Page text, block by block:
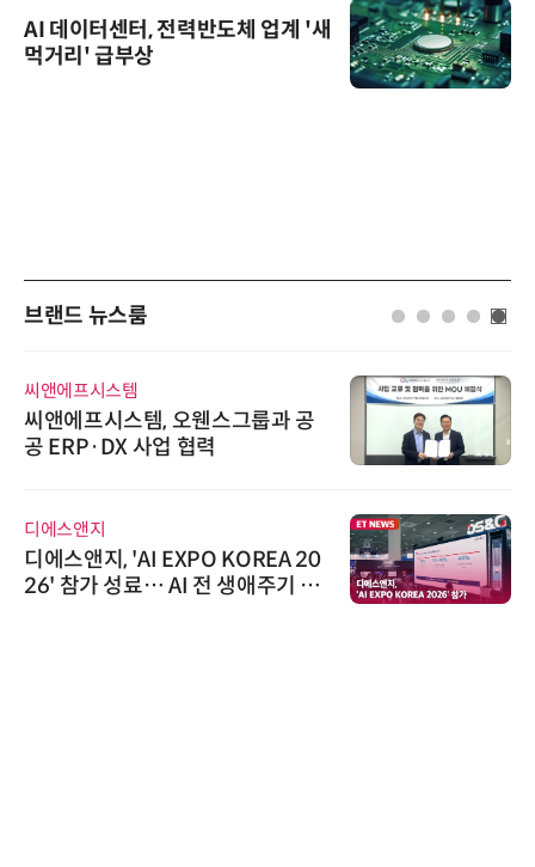
AI 데이터센터, 전력반도체 업계 '새
먹거리' 급부상
브랜드 뉴스룸
태양유전, '안전·환경 보고서 202
6' 발간…2030년 SBT 수준 온실
가스 감축 추진
로옴세미컨덕터코리아
로옴, 발진 출력 4배 높인 2세대 테
라헤르츠파 발진 디바이스 개발